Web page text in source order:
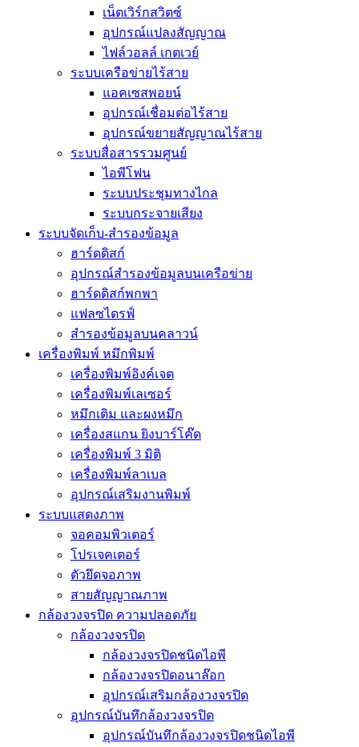
เน็ตเวิร์กสวิตซ์
อุปกรณ์แปลงสัญญาณ
ไฟล์วอลล์ เกตเวย์
ระบบเครือข่ายไร้สาย
แอคเซสพอยน์
อุปกรณ์เชื่อมต่อไร้สาย
อุปกรณ์ขยายสัญญาณไร้สาย
ระบบสื่อสารรวมศูนย์
ไอพีโฟน
ระบบประชุมทางไกล
ระบบกระจายเสียง
ระบบจัดเก็บ-สำรองข้อมูล
ฮาร์ดดิสก์
อุปกรณ์สำรองข้อมูลบนเครือข่าย
ฮาร์ดดิสก์พกพา
แฟลซไดรฟ์
สำรองข้อมูลบนคลาวน์
เครื่องพิมพ์ หมึกพิมพ์
เครื่องพิมพ์อิงค์เจต
เครื่องพิมพ์เลเซอร์
หมึกเติม และผงหมึก
เครื่องสแกน ยิงบาร์โค๊ด
เครื่องพิมพ์ 3 มิติ
เครื่องพิมพ์ลาเบล
อุปกรณ์เสริมงานพิมพ์
ระบบแสดงภาพ
จอคอมพิวเตอร์
โปรเจคเตอร์
ตัวยึดจอภาพ
สายสัญญาณภาพ
กล้องวงจรปิด ความปลอดภัย
กล้องวงจรปิด
กล้องวงจรปิดชนิดไอพี
กล้องวงจรปิดอนาล๊อก
อุปกรณ์เสริมกล้องวงจรปิด
อุปกรณ์บันทึกล้องวงจรปิด
อุปกรณ์บันทึกล้องวงจรปิดชนิดไอพี